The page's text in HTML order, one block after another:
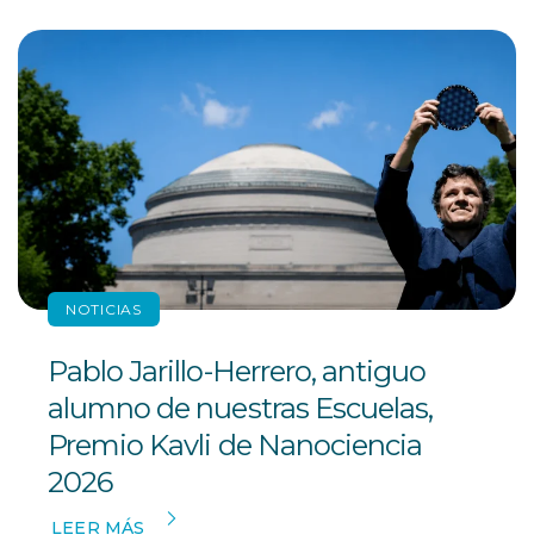
NOTICIAS
Pablo Jarillo-Herrero, antiguo
alumno de nuestras Escuelas,
Premio Kavli de Nanociencia
2026
LEER MÁS